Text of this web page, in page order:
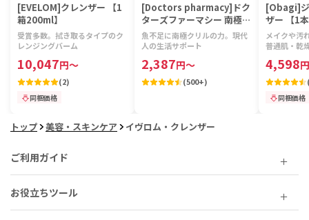
[EVELOM]クレンザー 【1
箱200ml】
受賞多数。拭き取るタイプのク
レンジングバーム
10,047円～
(2)
同梱価格
[Doctors pharmacy]ドク
ターズファーマシー 南極ク
リルビタミン 【1袋120
粒】
魚不足に南極クリルの力。現代
人の生活サポート
2,387円～
(500+)
[Obagi]
ザー 【1
メイクや汚
普通肌・乾
4,598円
同梱価格
トップ 美容・スキンケア イヴロム・クレンザー
ご利用ガイド
お役立ちツール